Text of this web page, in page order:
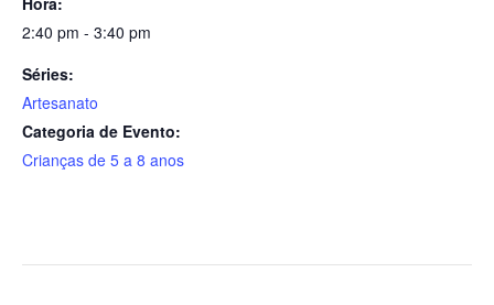
2:40 pm - 3:40 pm
Séries:
Artesanato
Categoria de Evento:
Crianças de 5 a 8 anos